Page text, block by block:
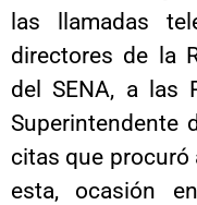
las llamadas
directores de la
del SENA, a las
Superintendente
citas que procuró
esta, ocasión